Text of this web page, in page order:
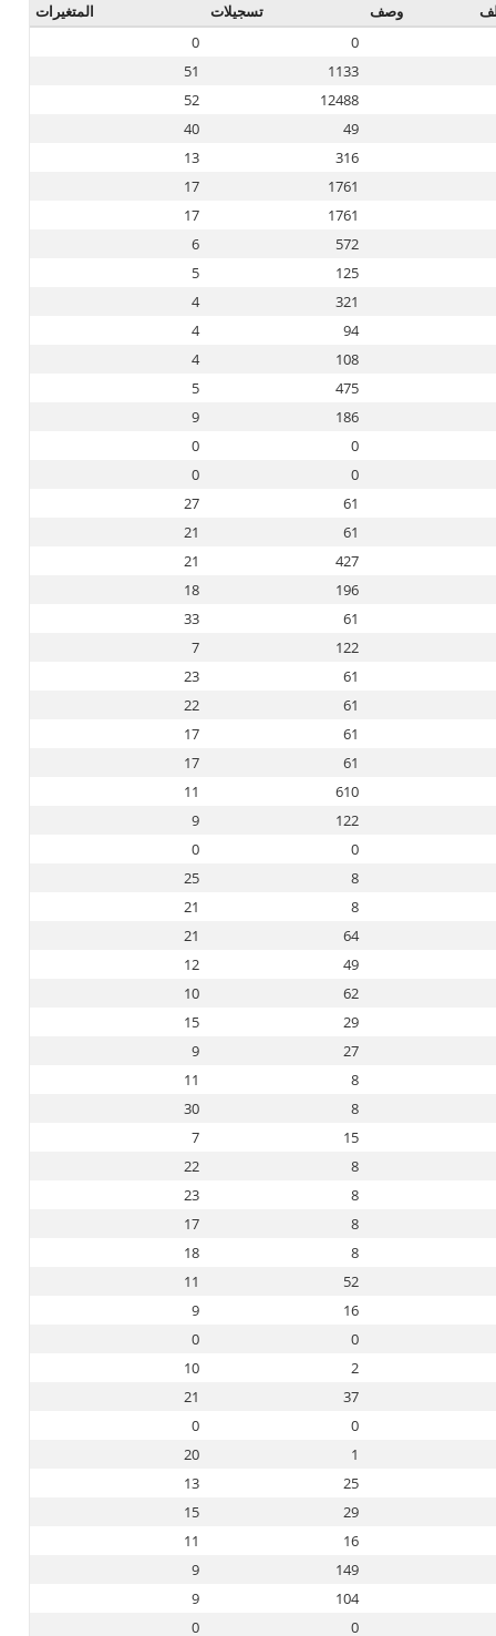
وصف تسجيلات
المتغيرات
0
0
1133
51
12488
52
49
40
316
13
1761
17
1761
17
572
6
125
5
321
4
94
4
108
4
475
5
186
9
0
0
0
0
61
27
61
21
427
21
196
18
61
33
122
7
61
23
61
22
61
17
61
17
610
11
122
9
0
0
8
25
8
21
64
21
49
12
62
10
29
15
27
9
8
11
8
30
15
7
8
22
8
23
8
17
8
18
52
11
16
9
0
0
2
10
37
21
0
0
1
20
25
13
29
15
16
11
149
9
104
9
0
0